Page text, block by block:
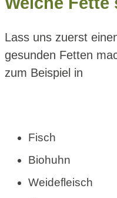
Lass uns zuerst
gesunden Fetten
zum Beispiel in
Fisch
Biohuhn
Weidefleisch